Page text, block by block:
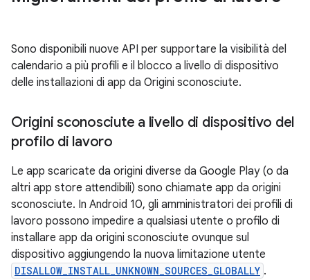
Sono disponibili nuove API per supportare la visibilità del
calendario a più profili e il blocco a livello di dispositivo
delle installazioni di app da Origini sconosciute.
Origini sconosciute a livello di dispositivo del
profilo di lavoro
Le app scaricate da origini diverse da Google Play (o da
altri app store attendibili) sono chiamate app da origini
sconosciute. In Android 10, gli amministratori dei profili di
lavoro possono impedire a qualsiasi utente o profilo di
installare app da origini sconosciute ovunque sul
dispositivo aggiungendo la nuova limitazione utente
DISALLOW_INSTALL_UNKNOWN_SOURCES_GLOBALLY .